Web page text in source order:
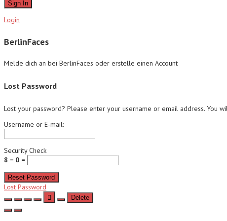
Sign In
Login
BerlinFaces
Melde dich an bei BerlinFaces oder erstelle einen Account
Lost Password
Lost your password? Please enter your username or email address. You
Username or E-mail:
Security Check
8 − 0 =
Reset Password
Lost Password
Delete